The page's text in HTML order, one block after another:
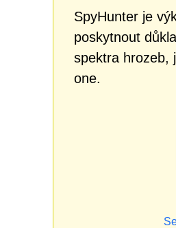
SpyHunter je
poskytnout
spektra hrozeb,
one.